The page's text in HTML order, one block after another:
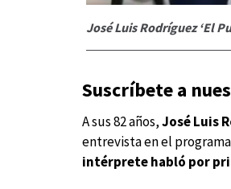
José Luis Rodríguez ‘El
Suscríbete a
A sus 82 años,José Luis
entrevista en el
intérprete habló por